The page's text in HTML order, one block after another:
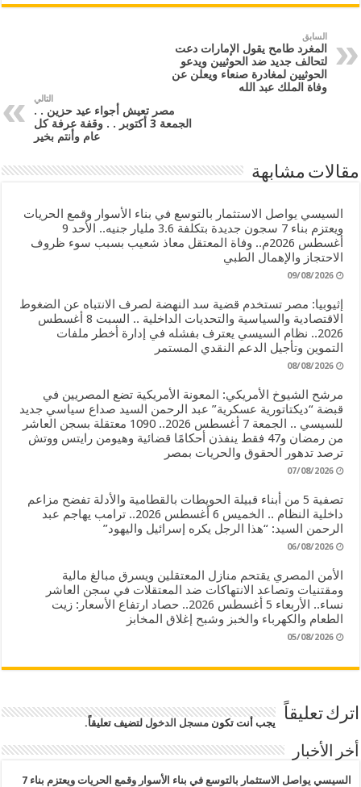
السابق
المغرد طامح يقول الإمارات دعت
لتحالف جديد ضد الحوثيين ويدعو
الحوثيين لمغادرة صنعاء ويعلن عن
وفاة الملك عبد الله
التالي
مصر تعيش أجواء عيد حزين . .
الجمعة 3 أكتوبر . . وقفة عرفة كل
عام وأنتم بخير
مقالات مشابهة
السيسي يواصل الاستثمار بالتوسع في بناء الأسوار وقمع الحريات
ويعتزم بناء 7 سجون جديدة بتكلفة 3.6 مليار جنيه.. الأحد 9
أغسطس 2026م.. وفاة المعتقل معاذ شعيب بسبب سوء ظروف
الاحتجاز والإهمال الطبي
09/08/2026
إثيوبيا: مصر تستخدم قضية سد النهضة لصرف الانتباه عن الضغوط
الاقتصادية والسياسية والتحديات الداخلية .. السبت 8 أغسطس
2026.. نظام السيسي يعترف بفشله في إدارة أخطر ملفات
التموين وتأجيل الدعم النقدي المستمر
08/08/2026
مرشح الشيوخ الأمريكي: المعونة الأمريكية تضع المصريين في
قبضة “ديكتاتورية عسكرية” عبد الرحمن السيد صداع سياسي جديد
للسيسي .. الجمعة 7 أغسطس 2026.. 1090 معتقلة بسجن العاشر
من رمضان و47 فقط ينفذن أحكامًا قضائية وهيومن رايتس ووتش
ترصد تدهور الحقوق والحريات بمصر
07/08/2026
تصفية 5 من أبناء قبيلة الحويطات بالقطامية والأدلة تفضح مزاعم
داخلية النظام .. الخميس 6 أغسطس 2026.. ترامب يهاجم عبد
الرحمن السيد: “هذا الرجل يكره إسرائيل واليهود”
06/08/2026
الأمن المصري يقتحم منازل المعتقلين ويسرق مبالغ مالية
ومقتنيات وتصاعد الانتهاكات ضد المعتقلات في سجن العاشر
نساء.. الأربعاء 5 أغسطس 2026.. حصاد ارتفاع الأسعار: زيت
الطعام والكهرباء والخبز وشبح إغلاق المخابز
05/08/2026
اترك تعليقاً يجب أنت تكونمسجل الدخول لتضيف تعليقاً.
أخر الأخبار
السيسي يواصل الاستثمار بالتوسع في بناء الأسوار وقمع الحريات ويعتزم بناء 7